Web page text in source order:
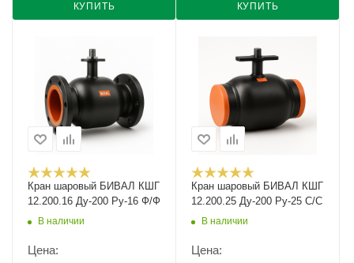
КУПИТЬ КУПИТЬ
Кран шаровый БИВАЛ КШГ
12.200.16 Ду-200 Ру-16 Ф/Ф
В наличии
Цена:
Кран шаровый БИВАЛ КШГ
12.200.25 Ду-200 Ру-25 С/С
В наличии
Цена: